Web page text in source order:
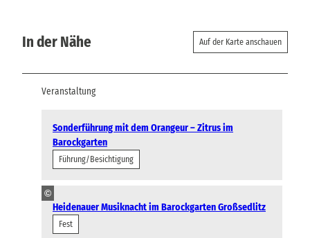
In der Nähe Auf der Karte anschauen
Veranstaltung
Sonderführung mit dem Orangeur – Zitrus im
Barockgarten
Führung/Besichtigung
©
Heidenauer Musiknacht im Barockgarten Großsedlitz
Fest